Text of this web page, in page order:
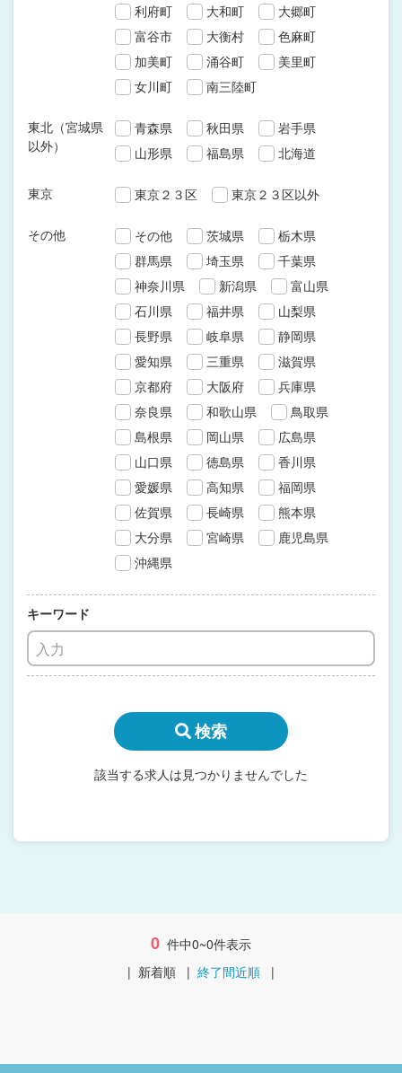
利府町 大和町
大郷町
富谷市
大衡村
色麻町
加美町
涌谷町
美里町
女川町
南三陸町
東北（宮城県
以外）
青森県 秋田県
岩手県
山形県
福島県 北海道
東京 東京２３区 東京２３区以外
その他 その他 茨城県
栃木県
群馬県
埼玉県
千葉県
神奈川県
新潟県
富山県
石川県
福井県
山梨県
長野県
岐阜県
静岡県
愛知県
三重県
滋賀県
京都府
大阪府
兵庫県
奈良県
和歌山県
鳥取県
島根県
岡山県
広島県
山口県
徳島県
香川県
愛媛県
高知県
福岡県
佐賀県
長崎県
熊本県
大分県
宮崎県
鹿児島県
沖縄県
キーワード
検索
該当する求人は見つかりませんでした
0 件中0~0件表示
| 新着順 | 終了間近順 |